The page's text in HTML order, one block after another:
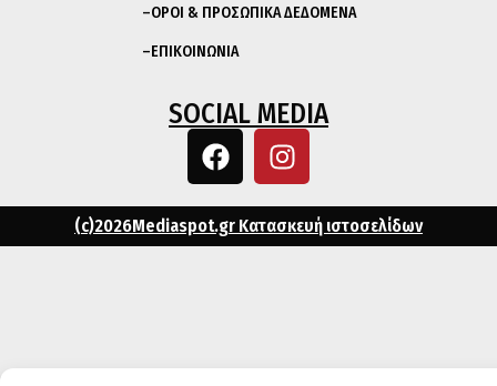
–ΟΡΟΙ & ΠΡΟΣΩΠΙΚΑ ΔΕΔΟΜΕΝΑ
–ΕΠΙΚΟΙΝΩΝΙΑ
SOCIAL MEDIA
(c)2026Mediaspot.gr Κατασκευή ιστοσελίδων